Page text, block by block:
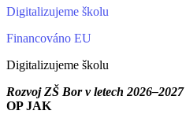
Digitalizujeme školu
Financováno EU
Digitalizujeme školu
Rozvoj ZŠ Bor v letech 2026–2027
OP JAK